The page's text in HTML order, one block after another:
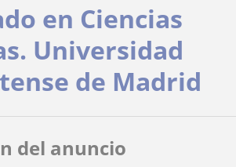
en Ciencias
Universidad
de Madrid
del anuncio